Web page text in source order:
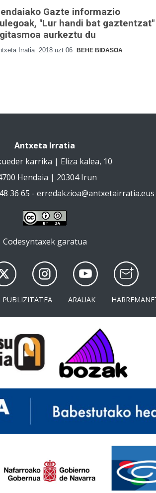
Gazte informazio
"Lur handi bat gaztentzat"
aurkeztu du
Irratia 2018 uzt 06 BEHE BIDASOA
Antxeta Irratia
karrika | Eliza kalea, 10
Hendaia | 20304 Irun
36 65 - erredakzioa@antxetairratia.eus
Codesyntaxek garatua
PUBLIZITATEA ARAUAK